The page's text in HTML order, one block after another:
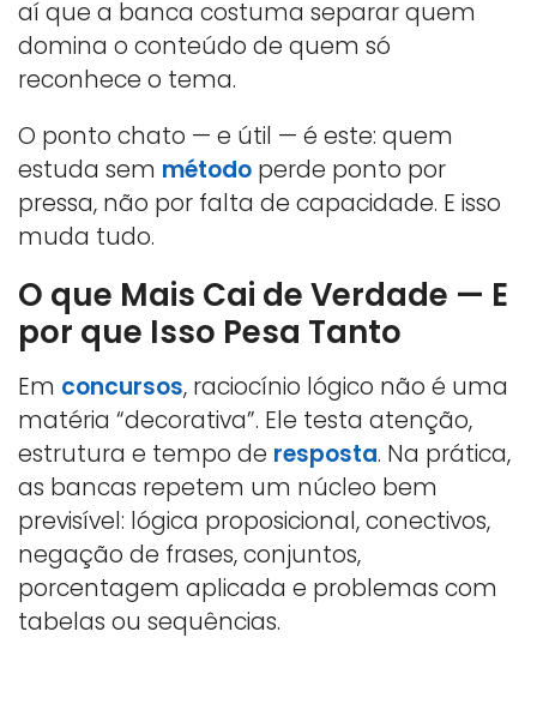
aí que a banca costuma separar quem
domina o conteúdo de quem só
reconhece o tema.
O ponto chato — e útil — é este: quem
estuda sem método perde ponto por
pressa, não por falta de capacidade. E isso
muda tudo.
O que Mais Cai de Verdade — E
por que Isso Pesa Tanto
Em concursos, raciocínio lógico não é uma
matéria “decorativa”. Ele testa atenção,
estrutura e tempo de resposta. Na prática,
as bancas repetem um núcleo bem
previsível: lógica proposicional, conectivos,
negação de frases, conjuntos,
porcentagem aplicada e problemas com
tabelas ou sequências.